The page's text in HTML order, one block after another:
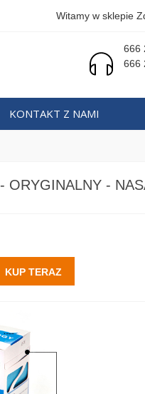
Witamy w sklepie
666
666
KONTAKT Z NAMI
ORYGINALNY -
KUP TERAZ